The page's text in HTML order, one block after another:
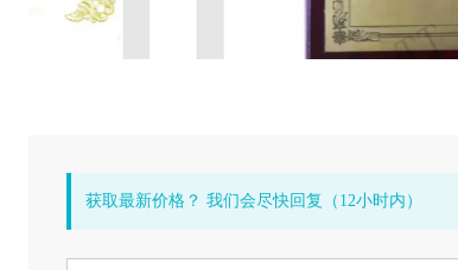
获取最新价格？ 我们会尽快回复（12小时内）